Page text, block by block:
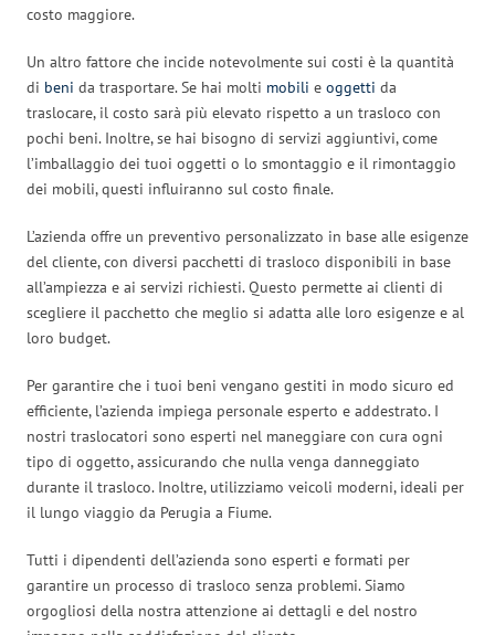
costo maggiore.
Un altro fattore che incide notevolmente sui costi è la quantità
di beni da trasportare. Se hai molti mobili e oggetti da
traslocare, il costo sarà più elevato rispetto a un trasloco con
pochi beni. Inoltre, se hai bisogno di servizi aggiuntivi, come
l’imballaggio dei tuoi oggetti o lo smontaggio e il rimontaggio
dei mobili, questi influiranno sul costo finale.
L’azienda offre un preventivo personalizzato in base alle esigenze
del cliente, con diversi pacchetti di trasloco disponibili in base
all’ampiezza e ai servizi richiesti. Questo permette ai clienti di
scegliere il pacchetto che meglio si adatta alle loro esigenze e al
loro budget.
Per garantire che i tuoi beni vengano gestiti in modo sicuro ed
efficiente, l’azienda impiega personale esperto e addestrato. I
nostri traslocatori sono esperti nel maneggiare con cura ogni
tipo di oggetto, assicurando che nulla venga danneggiato
durante il trasloco. Inoltre, utilizziamo veicoli moderni, ideali per
il lungo viaggio da Perugia a Fiume.
Tutti i dipendenti dell’azienda sono esperti e formati per
garantire un processo di trasloco senza problemi. Siamo
orgogliosi della nostra attenzione ai dettagli e del nostro